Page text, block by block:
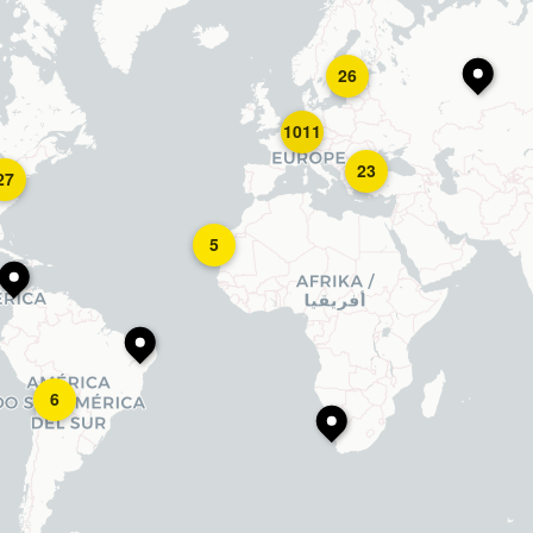
6
26
5
23
1011